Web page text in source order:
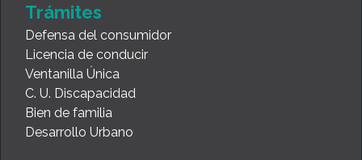
Trámites
Defensa del consumidor
Licencia de conducir
Ventanilla Única
C. U. Discapacidad
Bien de familia
Desarrollo Urbano